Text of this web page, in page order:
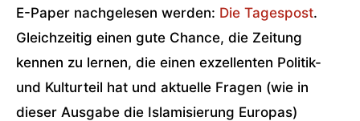
E-Paper nachgelesen werden: Die Tagespost.
Gleichzeitig einen gute Chance, die Zeitung
kennen zu lernen, die einen exzellenten Politik-
und Kulturteil hat und aktuelle Fragen (wie in
dieser Ausgabe die Islamisierung Europas)